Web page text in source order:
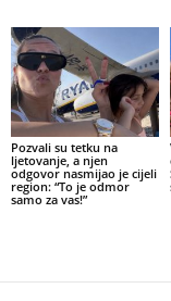
Pozvali su tetku na
ljetovanje, a njen
odgovor nasmijao je cijeli
region: “To je odmor
samo za vas!”